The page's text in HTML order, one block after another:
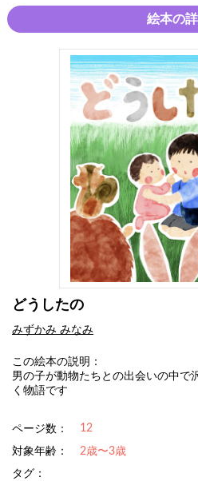
絵本の
どうしたの
みずかみ みなみ
この絵本の説明：
男の子が動物たちとの出会いの中で
く物語です
ページ数： 12
対象年齢：
2歳〜3歳
タグ：